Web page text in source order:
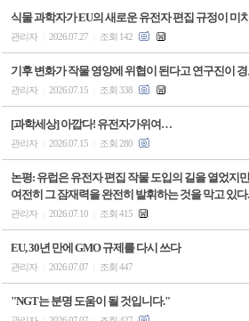
식물 과학자가 EU의 새로운 유전자 편집 규정이 미
관리자 2026.07.27 조회 142
기후 변화가 작물 영양에 위협이 된다고 연구진이
관리자 2026.07.15 조회 338
[과학세상] 아깝다! 유전자가위여…
관리자 2026.07.15 조회 280
논평: 유럽은 유전자 편집 작물 도입의 길을 열었지
여전히 그 잠재력을 완전히 발휘하는 것을 막고 있다.
관리자 2026.07.10 조회 415
EU, 30년 만에 GMO 규제를 다시 쓰다
관리자 2026.07.07 조회 447
"NGT는 분명 도움이 될 것입니다."